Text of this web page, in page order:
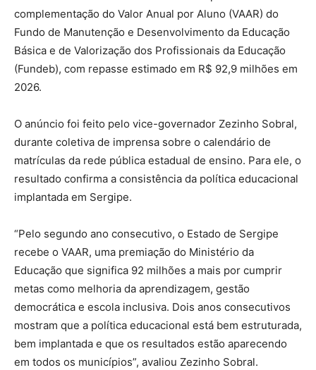
complementação do Valor Anual por Aluno (VAAR) do
Fundo de Manutenção e Desenvolvimento da Educação
Básica e de Valorização dos Profissionais da Educação
(Fundeb), com repasse estimado em R$ 92,9 milhões em
2026.
O anúncio foi feito pelo vice-governador Zezinho Sobral,
durante coletiva de imprensa sobre o calendário de
matrículas da rede pública estadual de ensino. Para ele, o
resultado confirma a consistência da política educacional
implantada em Sergipe.
“Pelo segundo ano consecutivo, o Estado de Sergipe
recebe o VAAR, uma premiação do Ministério da
Educação que significa 92 milhões a mais por cumprir
metas como melhoria da aprendizagem, gestão
democrática e escola inclusiva. Dois anos consecutivos
mostram que a política educacional está bem estruturada,
bem implantada e que os resultados estão aparecendo
em todos os municípios”, avaliou Zezinho Sobral.